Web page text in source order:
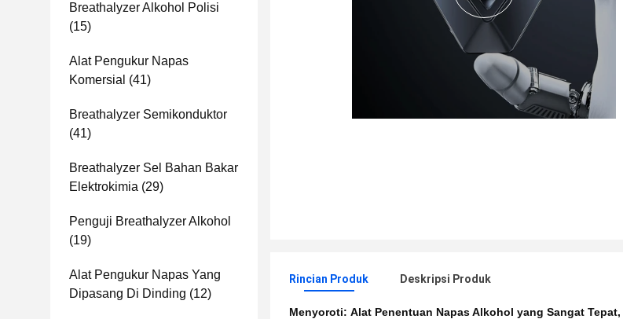
Breathalyzer Alkohol Polisi
(15)
Alat Pengukur Napas
Komersial (41)
Breathalyzer Semikonduktor
(41)
Breathalyzer Sel Bahan Bakar
Elektrokimia (29)
Penguji Breathalyzer Alkohol
(19)
Alat Pengukur Napas Yang
Dipasang Di Dinding (12)
Rincian Produk Deskripsi Produk
Menyoroti: Alat Penentuan Napas Alkohol yang Sangat Tepat,